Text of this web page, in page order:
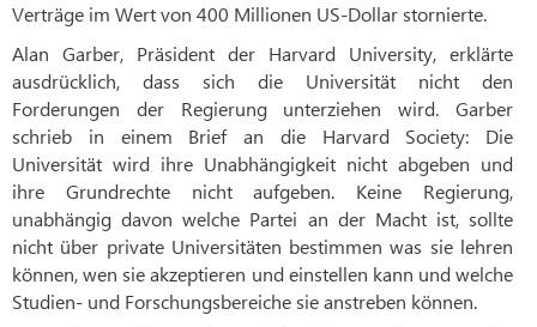
Verträge im Wert von 400 Millionen US-Dollar stornierte.
Alan Garber, Präsident der Harvard University, erklärte
ausdrücklich, dass sich die Universität nicht den
Forderungen der Regierung unterziehen wird. Garber
schrieb in einem Brief an die Harvard Society: Die
Universität wird ihre Unabhängigkeit nicht abgeben und
ihre Grundrechte nicht aufgeben. Keine Regierung,
unabhängig davon welche Partei an der Macht ist, sollte
nicht über private Universitäten bestimmen was sie lehren
können, wen sie akzeptieren und einstellen kann und welche
Studien- und Forschungsbereiche sie anstreben können.